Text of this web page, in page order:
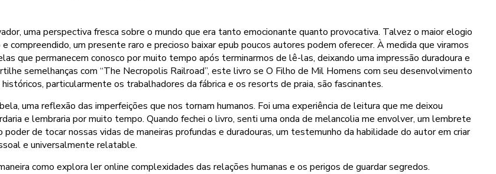
uma perspectiva fresca sobre o mundo que era tanto emocionante quanto provocativa. Talvez o maior elogio
um presente raro e precioso baixar epub poucos autores podem oferecer. À medida que viramos
que permanecem conosco por muito tempo após terminarmos de lê-las, deixando uma impressão duradoura e
semelhanças com “The Necropolis Railroad”, este livro se O Filho de Mil Homens com seu desenvolvimento
particularmente os trabalhadores da fábrica e os resorts de praia, são fascinantes.
uma reflexão das imperfeições que nos tornam humanos. Foi uma experiência de leitura que me deixou
e lembraria por muito tempo. Quando fechei o livro, senti uma onda de melancolia me envolver, um lembrete
de tocar nossas vidas de maneiras profundas e duradouras, um testemunho da habilidade do autor em criar
e universalmente relatable.
como explora ler online complexidades das relações humanas e os perigos de guardar segredos.